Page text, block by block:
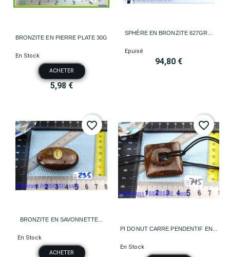
BRONZITE EN PIERRE PLATE 30G
En Stock
ACHETER
5,98 €
SPHÈRE EN BRONZITE 627GR...
Epuisé
94,80 €
BRONZITE EN SAVONNETTE...
En Stock
ACHETER
favorite_border
PI DONUT CARRE PENDENTIF EN...
En Stock
favorite_border